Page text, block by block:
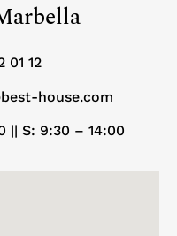
01 12
house.com
|| S: 9:30 – 14:00